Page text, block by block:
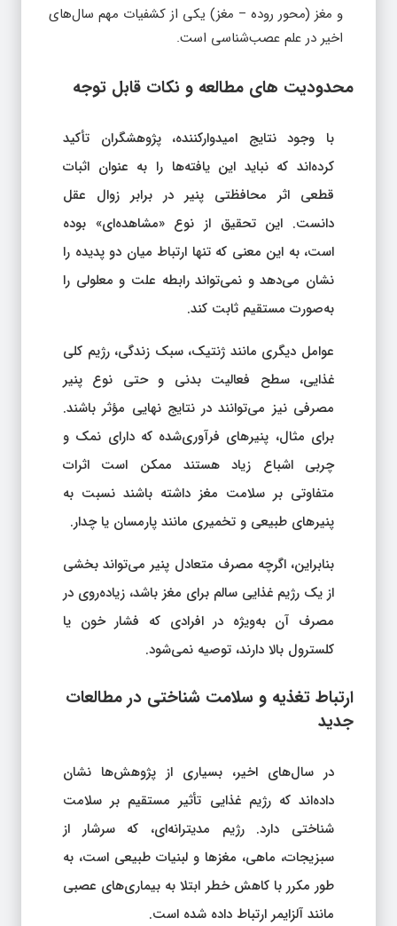
و مغز (محور روده – مغز) یکی از کشفیات مهم سال‌های
اخیر در علم عصب‌شناسی است.
محدودیت‌ های مطالعه و نکات قابل توجه
با وجود نتایج امیدوارکننده، پژوهشگران تأکید
کرده‌اند که نباید این یافته‌ها را به عنوان اثبات
قطعی اثر محافظتی پنیر در برابر زوال عقل
دانست. این تحقیق از نوع «مشاهده‌ای» بوده
است، به این معنی که تنها ارتباط میان دو پدیده را
نشان می‌دهد و نمی‌تواند رابطه علت و معلولی را
به‌صورت مستقیم ثابت کند.
عوامل دیگری مانند ژنتیک، سبک زندگی، رژیم کلی
غذایی، سطح فعالیت بدنی و حتی نوع پنیر
مصرفی نیز می‌توانند در نتایج نهایی مؤثر باشند.
برای مثال، پنیرهای فرآوری‌شده که دارای نمک و
چربی اشباع زیاد هستند ممکن است اثرات
متفاوتی بر سلامت مغز داشته باشند نسبت به
پنیرهای طبیعی و تخمیری مانند پارمسان یا چدار.
بنابراین، اگرچه مصرف متعادل پنیر می‌تواند بخشی
از یک رژیم غذایی سالم برای مغز باشد، زیاده‌روی در
مصرف آن به‌ویژه در افرادی که فشار خون یا
کلسترول بالا دارند، توصیه نمی‌شود.
ارتباط تغذیه و سلامت شناختی در مطالعات
جدید
در سال‌های اخیر، بسیاری از پژوهش‌ها نشان
داده‌اند که رژیم غذایی تأثیر مستقیم بر سلامت
شناختی دارد. رژیم مدیترانه‌ای، که سرشار از
سبزیجات، ماهی، مغزها و لبنیات طبیعی است، به
طور مکرر با کاهش خطر ابتلا به بیماری‌های عصبی
مانند آلزایمر ارتباط داده شده است.